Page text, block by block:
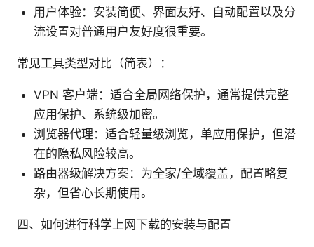
用户体验：安装简便、界面友好、自动配置以及分
流设置对普通用户友好度很重要。
常见工具类型对比（简表）：
VPN 客户端：适合全局网络保护，通常提供完整
应用保护、系统级加密。
浏览器代理：适合轻量级浏览，单应用保护，但潜
在的隐私风险较高。
路由器级解决方案：为全家/全域覆盖，配置略复
杂，但省心长期使用。
四、如何进行科学上网下载的安装与配置